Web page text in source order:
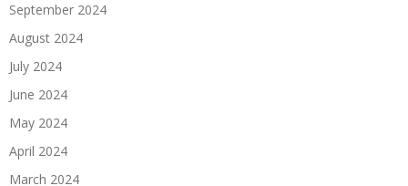
September 2024
August 2024
July 2024
June 2024
May 2024
April 2024
March 2024